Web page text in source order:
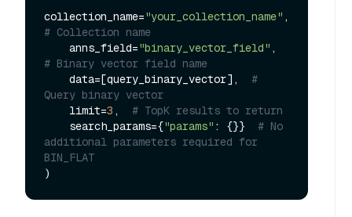
collection_name="your_collection_name"
# Collection name
    anns_field=
"binary_vector_field"
# Binary vector field name
    data=[query_binary_vector],
#
Query binary vector
    limit=
3 , # TopK results to return
    search_params={
"params" : {}} # No
additional parameters required for
BIN_FLAT